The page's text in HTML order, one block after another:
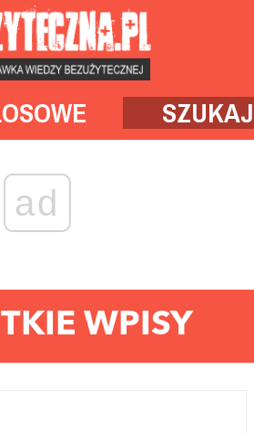
SZUKAJ
ad
WPISY